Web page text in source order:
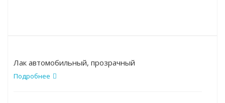
Лак автомобильный, прозрачный
Подробнее